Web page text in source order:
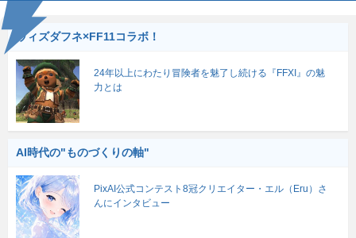
ウィズダフネ×FF11コラボ！
24年以上にわたり冒険者を魅了し続ける『FFXI』の魅
力とは
AI時代の"ものづくりの軸"
PixAI公式コンテスト8冠クリエイター・エル（Eru）さ
んにインタビュー